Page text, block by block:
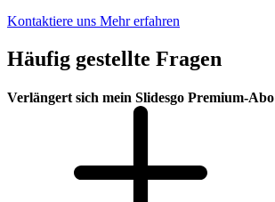
Kontaktiere uns Mehr erfahren
Häufig gestellte Fragen
Verlängert sich mein Slidesgo Premium-